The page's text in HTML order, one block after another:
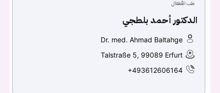
Facebook
Continue with Google
طب الأطفال
الدكتور أحمد بلطجي
Dr. med. Ahmad Baltahge
Talstraße 5, 99089 Erfurt
+493612606164